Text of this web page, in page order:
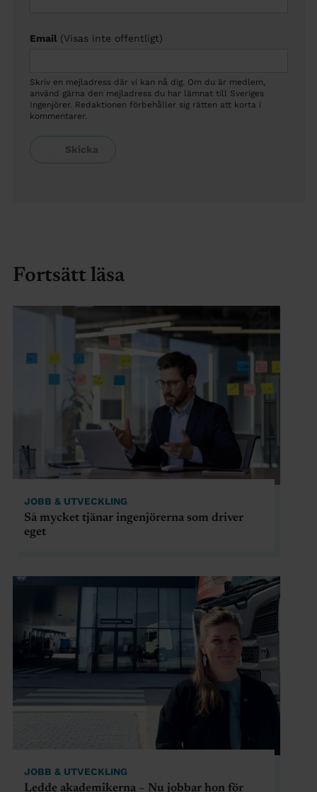
Email (Visas inte offentligt)
Skriv en mejladress där vi kan nå dig. Om du är medlem,
använd gärna den mejladress du har lämnat till Sveriges
Ingenjörer. Redaktionen förbehåller sig rätten att korta i
kommentarer.
Fortsätt läsa
JOBB & UTVECKLING
Så mycket tjänar ingenjörerna som driver
eget
JOBB & UTVECKLING
Ledde akademikerna – Nu jobbar hon för